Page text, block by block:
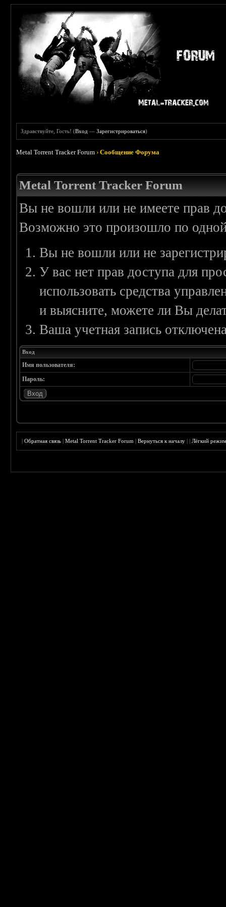
Здравствуйте, Гость! (Вход —Зарегистрироваться)
Metal Torrent Tracker Forum ›Сообщение Форума
Metal Torrent Tracker Forum
Вы не вошли или не имеете прав
Возможно это произошло по
Вы не вошли или не
У вас нет прав доступа для
использовать средства
и выясните, можете ли Вы
Ваша учетная запись
Вход
Имя пользователя:
Пароль:
|Обратная связь |Metal Torrent Tracker Forum |Вернуться к началу ||Лёгкий